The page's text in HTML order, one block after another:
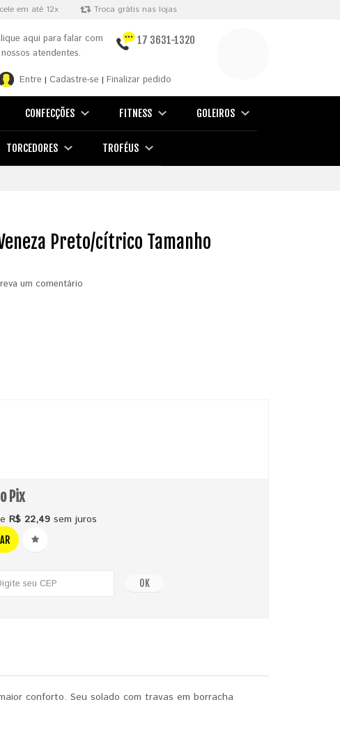
em até 12x Troca grátis nas lojas
aqui para falar com
atendentes.
17 3631-1320
Entre | Cadastre-se | Finalizar pedido
CONFECÇÕES FITNESS GOLEIROS
TORCEDORES TROFÉUS
Preto/cítrico Tamanho
um comentário
Pix
R$ 22,49sem juros
OK
conforto. Seu solado com travas em borracha